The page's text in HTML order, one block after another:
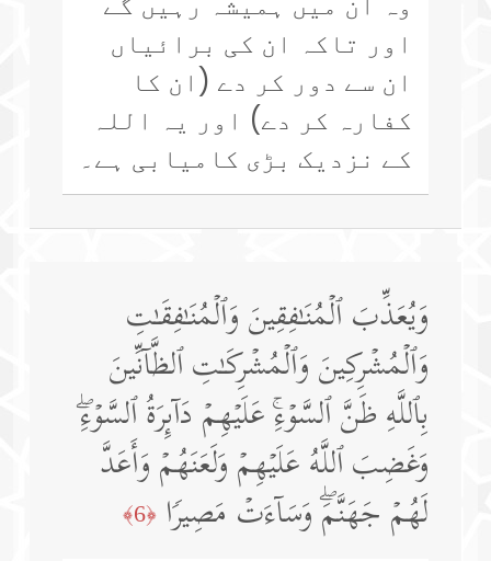
اور تاکہ ان کی برائیاں
ان سے دور کر دے (ان کا
کفارہ کر دے) اور یہ اللہ
کے نزدیک بڑی کامیابی ہے۔
وَیُعَذِّبَ ٱلۡمُنَـٰفِقِینَ وَٱلۡمُنَـٰفِقَـٰتِ
وَٱلۡمُشۡرِكِینَ وَٱلۡمُشۡرِكَـٰتِ ٱلظَّاۤنِّینَ
بِٱللَّهِ ظَنَّ ٱلسَّوۡءِۚ عَلَیۡهِمۡ دَاۤىِٕرَةُ ٱلسَّوۡءِۖ
وَغَضِبَ ٱللَّهُ عَلَیۡهِمۡ وَلَعَنَهُمۡ وَأَعَدَّ
لَهُمۡ جَهَنَّمَۖ وَسَاۤءَتۡ مَصِیرࣰا ﴿6﴾